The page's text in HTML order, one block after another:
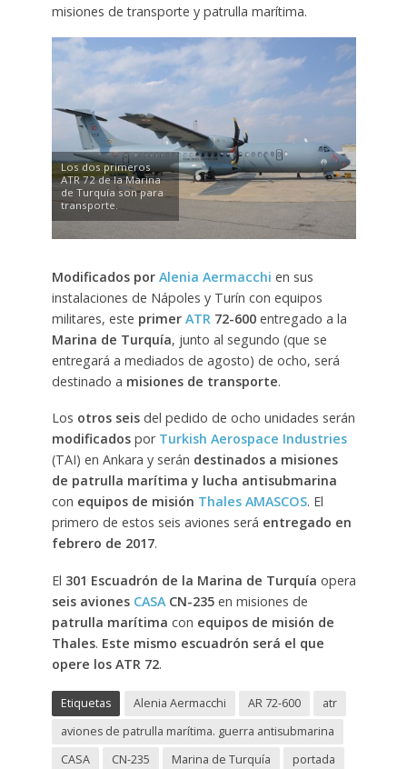
misiones de transporte y patrulla marítima.
Los dos primeros
ATR 72 de la Marina
de Turquía son para
transporte.
Modificados por Alenia Aermacchi en sus
instalaciones de Nápoles y Turín con equipos
militares, este primer ATR 72-600entregado a la
Marina de Turquía, junto al segundo (que se
entregará a mediados de agosto) de ocho, será
destinado a misiones de transporte.
Los otros seisdel pedido de ocho unidades serán
modificadospor Turkish Aerospace Industries
(TAI) en Ankara y serán destinados a misiones
de patrulla marítima y lucha antisubmarina
con equipos de misión Thales AMASCOS. El
primero de estos seis aviones será entregado en
febrero de 2017.
El 301 Escuadrón de la Marina de Turquía opera
seis aviones CASACN-235en misiones de
patrulla marítima con equipos de misión de
Thales. Este mismo escuadrón será el que
opere los ATR 72.
Etiquetas Alenia Aermacchi AR 72-600
atr
aviones de patrulla marítima. guerra antisubmarina
CASA
CN-235 Marina de Turquía
portada